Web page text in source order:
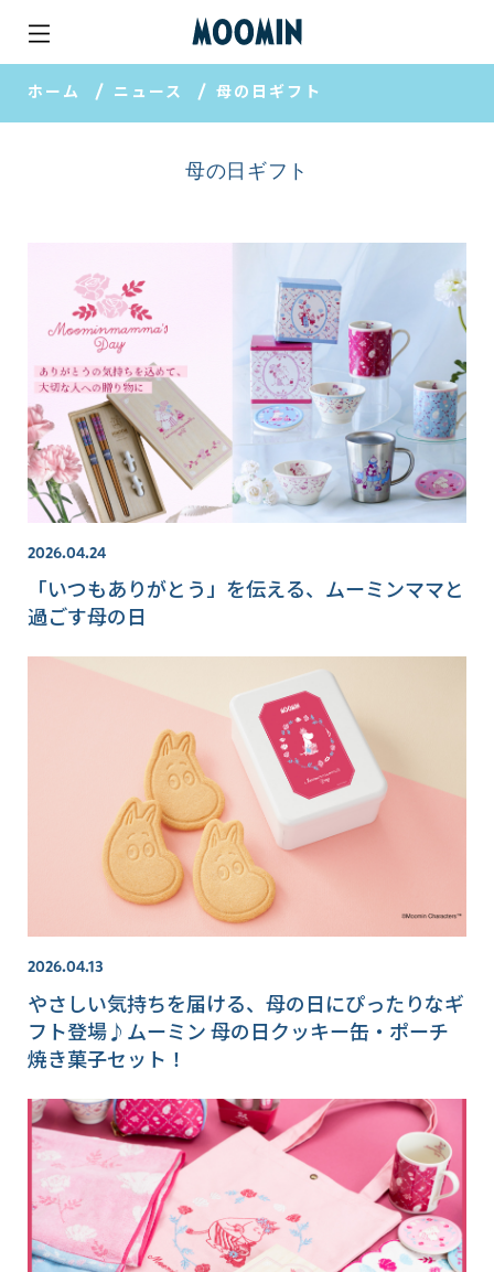
ホーム ニュース 母の日ギフト
母の日ギフト
2026.04.24
「いつもありがとう」を伝える、ムーミンママと
過ごす母の日
2026.04.13
やさしい気持ちを届ける、母の日にぴったりなギ
フト登場♪ムーミン 母の日クッキー缶・ポーチ
焼き菓子セット！